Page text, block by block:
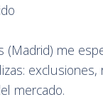
(Madrid) me
mercado.